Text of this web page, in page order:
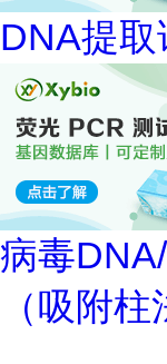
DNA提取
病毒
（吸附柱